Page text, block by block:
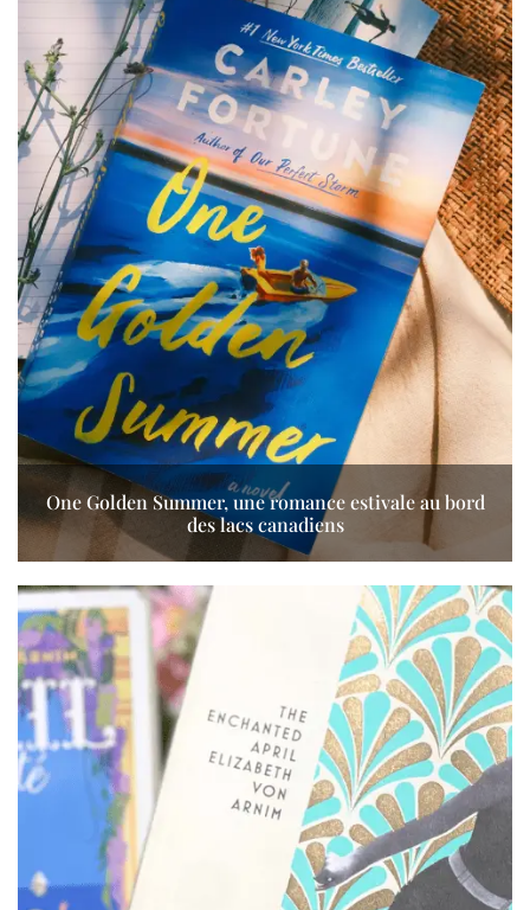
One Golden Summer, une romance estivale au bord
des lacs canadiens